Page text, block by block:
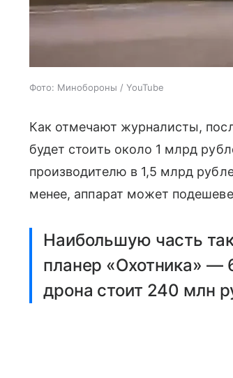
Фото: Минобороны / YouTube
Как отмечают журналисты,
будет стоить около 1 млрд
производителю в 1,5 млрд
менее, аппарат может
Наибольшую часть
планер «Охотника» —
дрона стоит 240 млн